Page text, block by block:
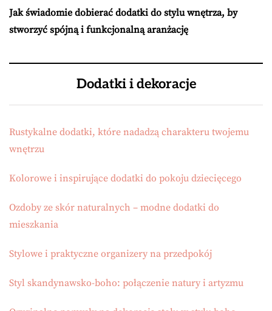
Jak świadomie dobierać dodatki do stylu wnętrza, by
stworzyć spójną i funkcjonalną aranżację
Dodatki i dekoracje
Rustykalne dodatki, które nadadzą charakteru twojemu
wnętrzu
Kolorowe i inspirujące dodatki do pokoju dziecięcego
Ozdoby ze skór naturalnych – modne dodatki do
mieszkania
Stylowe i praktyczne organizery na przedpokój
Styl skandynawsko-boho: połączenie natury i artyzmu